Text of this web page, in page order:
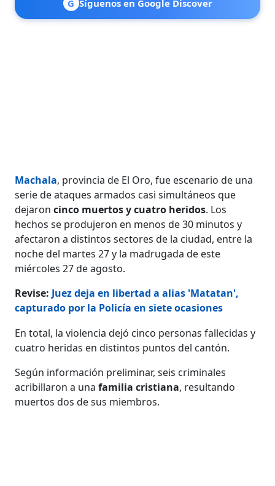
G Síguenos en Google Discover
Machala, provincia de El Oro, fue escenario de una
serie de ataques armados casi simultáneos que
dejaroncinco muertos y cuatro heridos. Los
hechos se produjeron en menos de 30 minutos y
afectaron a distintos sectores de la ciudad, entre la
noche del martes 27 y la madrugada de este
miércoles 27 de agosto.
Revise: Juez deja en libertad a alias 'Matatan',
capturado por la Policía en siete ocasiones
En total, la violencia dejó cinco personas fallecidas y
cuatro heridas en distintos puntos del cantón.
Según información preliminar, seis criminales
acribillaron a unafamilia cristiana, resultando
muertos dos de sus miembros.